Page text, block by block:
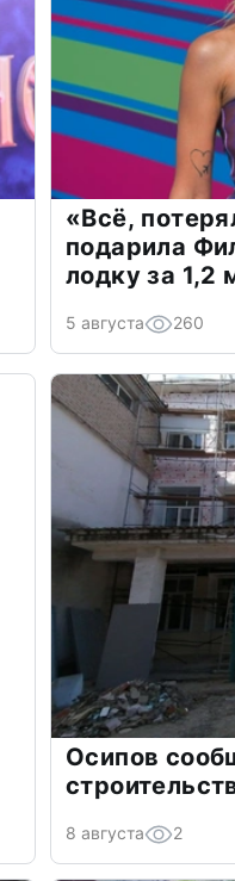
«Всё,
подарила
лодку за 1,2
5 августа 260
Осипов
8 августа 2